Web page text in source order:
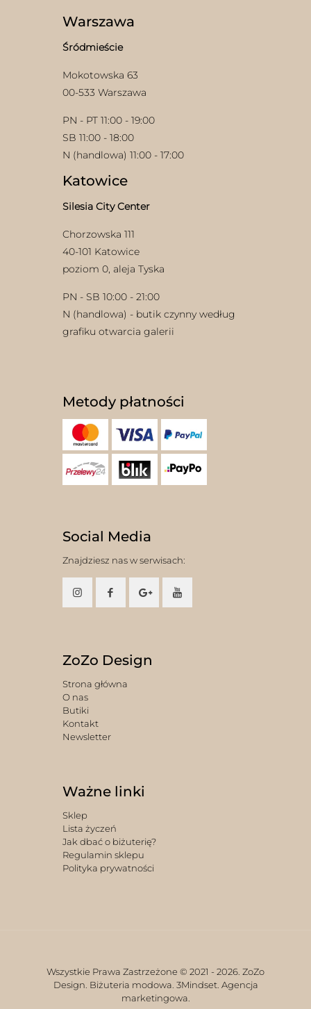
na
produktu
Warszawa
Śródmieście
Mokotowska 63
00-533 Warszawa
PN - PT 11:00 - 19:00
SB 11:00 - 18:00
N (handlowa) 11:00 - 17:00
Katowice
Silesia City Center
Chorzowska 111
40-101 Katowice
poziom 0, aleja Tyska
PN - SB 10:00 - 21:00
N (handlowa) - butik czynny według
grafiku otwarcia galerii
Metody płatności
Social Media
Znajdziesz nas w serwisach:
ZoZo Design
Strona główna
O nas
Butiki
Kontakt
Newsletter
Ważne linki
Sklep
Lista życzeń
Jak dbać o biżuterię?
Regulamin sklepu
Polityka prywatności
Wszystkie Prawa Zastrzeżone © 2021 - 2026. ZoZo
Design. Biżuteria modowa. 3Mindset. Agencja
marketingowa.